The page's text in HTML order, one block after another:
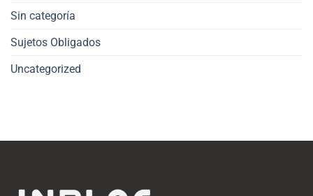
Sin categoría
Sujetos Obligados
Uncategorized